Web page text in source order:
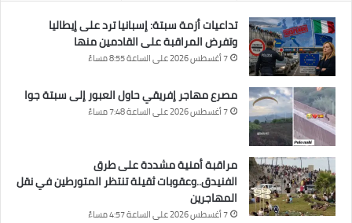
تداعيات أزمة سبتة: إسبانيا ترد على إيطاليا
وتفرض المراقبة على القادمين منها
7 أغسطس 2026 على الساعة 8:55 مساءً
مصرع مهاجر إفريقي حاول العبور إلى سبتة جوا
7 أغسطس 2026 على الساعة 7:48 مساءً
مراقبة أمنية مشددة على طرق
الفنيدق..وعقوبات ثقيلة تنتظر المتورطين في نقل
المهاجرين
7 أغسطس 2026 على الساعة 4:57 مساءً